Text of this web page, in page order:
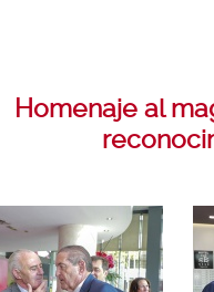
Homenaje al